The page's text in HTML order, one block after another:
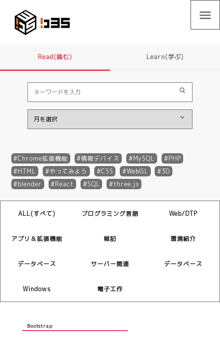
menu
Read(読む) Learn(学ぶ)
Chrome拡張機能 情報デバイス MySQL
PHP
HTML
やってみよう CSS WebGL
3D
blender
React SQL three.js
ALL(すべて) プログラミング言語 Web/DTP
アプリ＆拡張機能 雑記 環境紹介
データベース サーバー関連 データベース
Windows 電子工作
Bootstrap